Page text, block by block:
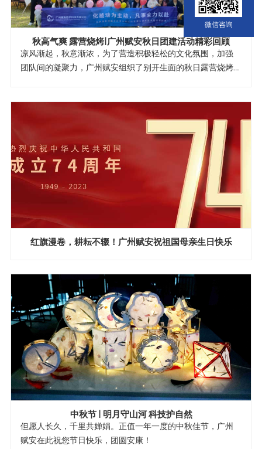
秋高气爽 露营烧烤|广州赋安秋日团建活动精彩回顾
凉风渐起，秋意渐浓，为了营造积极轻松的文化氛围，加强
团队间的凝聚力，广州赋安组织了别开生面的秋日露营烧烤
红旗漫卷，耕耘不辍！广州赋安祝祖国母亲生日快乐
中秋节 | 明月守山河 科技护自然
但愿人长久，千里共婵娟。正值一年一度的中秋佳节，广州
赋安在此祝您节日快乐，团圆安康！
微信咨询